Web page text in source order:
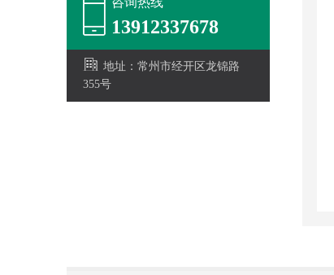
13912337678
地址：常州市经开区龙锦路
355号